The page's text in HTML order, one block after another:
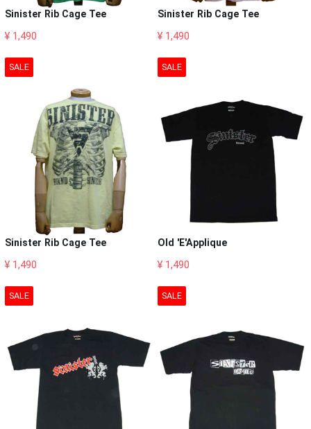
Sinister Rib Cage Tee
¥ 1,490
Sinister Rib Cage Tee
¥ 1,490
SALE
Sinister Rib Cage Tee
¥ 1,490
SALE
Old 'E'Applique
¥ 1,490
SALE SALE